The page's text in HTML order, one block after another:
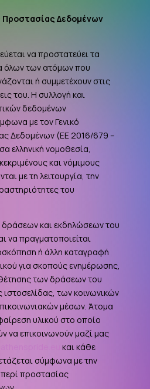
Προστασίας Δεδομένων
να προστατεύει τα
όλων των ατόμων που
ή συμμετέχουν στις
του. Η συλλογή και
δεδομένων
με τον Γενικό
Δεδομένων (ΕΕ 2016/679 –
ελληνική νομοθεσία,
και νόμιμους
με τη λειτουργία, την
του
δράσεων και εκδηλώσεων του
να πραγματοποιείται
ή άλλη καταγραφή
για σκοπούς ενημέρωσης,
των δράσεων του
των κοινωνικών
μέσων. Άτομα
υλικού στο οποίο
να επικοινωνούν μαζί μας
και κάθε
σύμφωνα με την
προστασίας